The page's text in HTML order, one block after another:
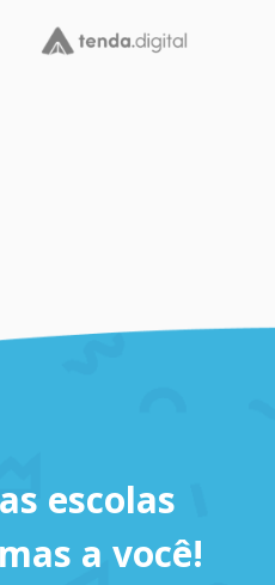
escolas
a você!